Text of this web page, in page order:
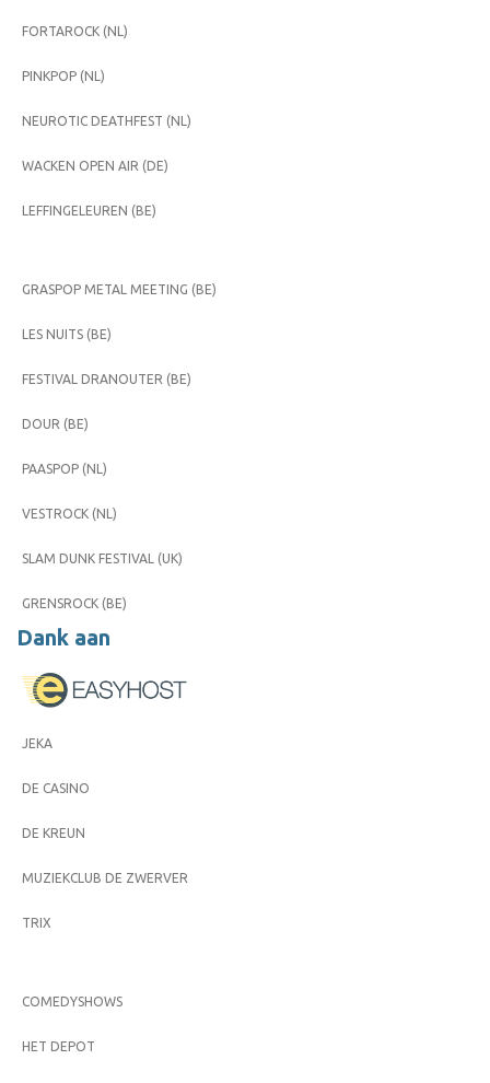
FORTAROCK (NL)
PINKPOP (NL)
NEUROTIC DEATHFEST (NL)
WACKEN OPEN AIR (DE)
LEFFINGELEUREN (BE)
GRASPOP METAL MEETING (BE)
LES NUITS (BE)
FESTIVAL DRANOUTER (BE)
DOUR (BE)
PAASPOP (NL)
VESTROCK (NL)
SLAM DUNK FESTIVAL (UK)
GRENSROCK (BE)
Dank aan
JEKA
DE CASINO
DE KREUN
MUZIEKCLUB DE ZWERVER
TRIX
COMEDYSHOWS
HET DEPOT